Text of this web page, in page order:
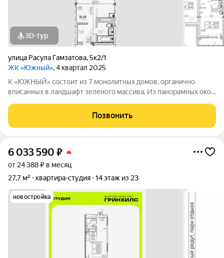
3D-тур
улица Расула Гамзатова,5к2/1
ЖК «Южный», 4 квартал 2025
К «ЮЖНЫЙ» состоит из 7 монолитных домов, органично
вписанных в ландшафт зеленого массива. Из панорамных окон
Благоустроенная территория и современная инфраструктура
создадут все условия для вашей
Позвонить
6 033 590 ₽
от 24 388 ₽ в месяц
27,7 м²
квартира-студия 14 этаж из 23
новостройка